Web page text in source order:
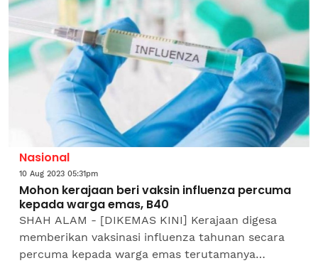
Nasional
10 Aug 2023 05:31pm
Mohon kerajaan beri vaksin influenza percuma
kepada warga emas, B40
SHAH ALAM - [DIKEMAS KINI] Kerajaan digesa
memberikan vaksinasi influenza tahunan secara
percuma kepada warga emas terutamanya